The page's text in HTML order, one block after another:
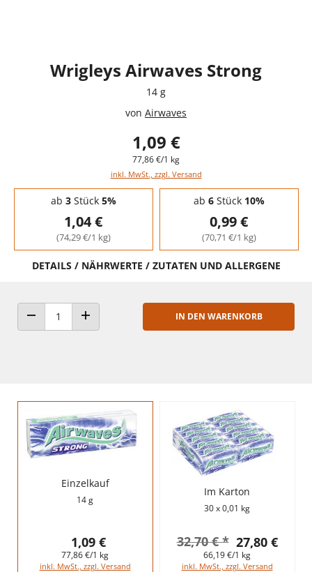
Wrigleys Airwaves Strong
14 g
von Airwaves
1,09 €
77,86 €/1 kg
inkl. MwSt., zzgl. Versand
Staffelpreise - Mengenrabatt
ab 3Stück 5%
1,04 €
(74,29 €/1 kg)
ab 6Stück 10%
0,99 €
(70,71 €/1 kg)
DETAILS / NÄHRWERTE / ZUTATEN UND ALLERGENE
ANZAHL VERRINGERNANZAHL ERHÖHEN
IN DEN WARENKORB
Einzelkauf
14 g
1,09 €
77,86 €/1 kg
inkl. MwSt., zzgl. Versand
Im Karton
30 x 0,01 kg
27,80 €
32,70 € *
66,19 €/1 kg
inkl. MwSt., zzgl. Versand